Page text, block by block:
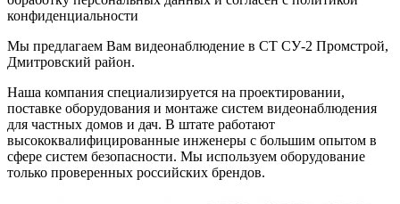
конфиденциальности
Мы предлагаем Вам видеонаблюдение в СТ СУ-2 Промстрой,
Дмитровский район.
Наша компания специализируется на проектировании,
поставке оборудования и монтаже систем видеонаблюдения
для частных домов и дач. В штате работают
высококвалифицированные инженеры с большим опытом в
сфере систем безопасности. Мы используем оборудование
только проверенных российских брендов.